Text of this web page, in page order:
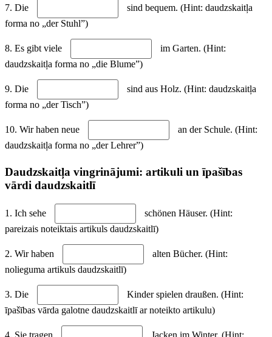
7. Die
sind bequem. (Hint: daudzskaitļa
forma no „der Stuhl”)
8. Es gibt viele
im Garten. (Hint:
daudzskaitļa forma no „die Blume”)
9. Die
sind aus Holz. (Hint: daudzskaitļa
forma no „der Tisch”)
10. Wir haben neue
an der Schule. (Hint:
daudzskaitļa forma no „der Lehrer”)
Daudzskaitļa vingrinājumi: artikuli un īpašības
vārdi daudzskaitlī
1. Ich sehe
schönen Häuser. (Hint:
pareizais noteiktais artikuls daudzskaitlī)
2. Wir haben
alten Bücher. (Hint:
nolieguma artikuls daudzskaitlī)
3. Die
Kinder spielen draußen. (Hint:
īpašības vārda galotne daudzskaitlī ar noteikto artikulu)
4. Sie tragen
Jacken im Winter. (Hint: